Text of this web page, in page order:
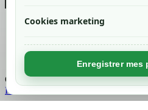
Cookies marketing
Enregistrer mes
Created by
Chargement...
Retour en haut